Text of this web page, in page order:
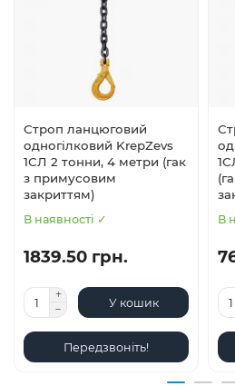
Строп ланцюговий
одногілковий KrepZevs
1СЛ 2 тонни, 4 метри (гак
з примусовим
закриттям)
В наявності ✓
1839.50 грн.
У кошик
Передзвоніть!
В